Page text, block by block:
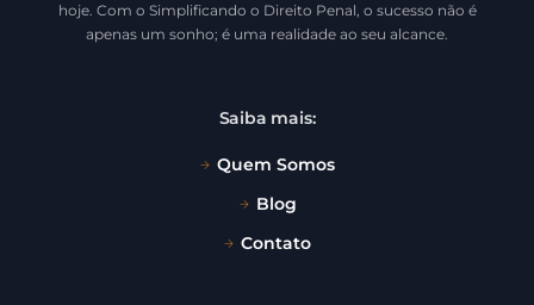
hoje. Com o Simplificando o Direito Penal, o sucesso não é
apenas um sonho; é uma realidade ao seu alcance.
Saiba mais:
Quem Somos
Blog
Contato